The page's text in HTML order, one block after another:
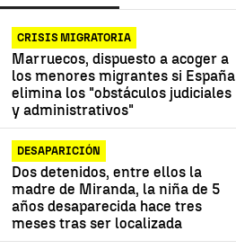
CRISIS MIGRATORIA
Marruecos, dispuesto a acoger a
los menores migrantes si España
elimina los "obstáculos judiciales
y administrativos"
DESAPARICIÓN
Dos detenidos, entre ellos la
madre de Miranda, la niña de 5
años desaparecida hace tres
meses tras ser localizada